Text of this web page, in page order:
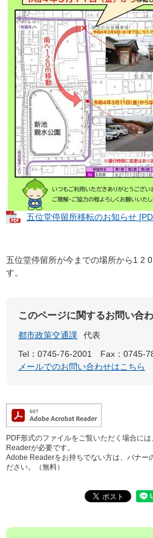
五位堂停留所移転のお知らせ
五位堂停留所が今までの場所から1 2
す。
このページに関するお問い合
都市政策交通課
代表
Tel：0745-76-2001
Fax：0745-
メールでのお問い合わせはこちら
PDF形式のファイルをご覧いただく場合に
Readerが必要です。
Adobe Readerをお持ちでない方は、バナー
ださい。（無料）